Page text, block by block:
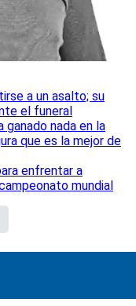
a un asalto; su
el funeral
ganado nada en la
que es la mejor de
enfrentar a
mundial